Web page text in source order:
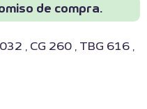
de compra.
, CG 260 , TBG 616 ,